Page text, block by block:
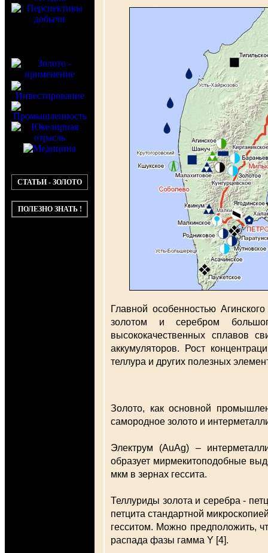
СТАТЬИ - ЗОЛОТО
ПОЛЕЗНО ЗНАТЬ !
Главной особенностью
золотом и серебром
высококачественных сплавов
аккумуляторов. Рост
теллура и других полезных
Золото, как основной
самородное золото и
Электрум (AuAg) –
образует мирмекитоподобные
мкм в зернах гессита.
Теллуриды золота и серебра -
петцита стандартной
гесситом. Можно предположить,
распада фазы гамма Y [4].